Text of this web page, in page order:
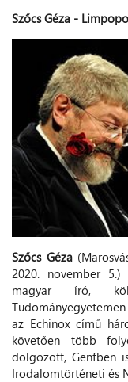
Szőcs Géza -
Szőcs Géza
2020. november
magyar író,
az Echinox című
követően több
dolgozott, Genfben
Irodalomtörténeti és